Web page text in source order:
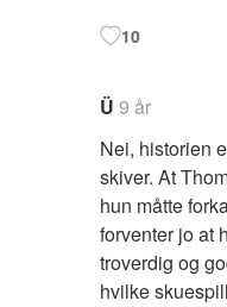
10
Ü 9 år
Nei, historien
skiver. At
hun måtte
forventer jo at
troverdig og
hvilke